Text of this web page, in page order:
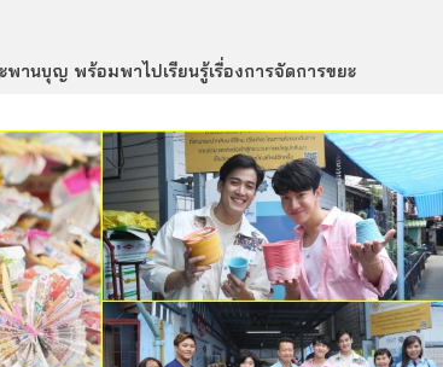
พานบุญ พร้อมพาไปเรียนรู้เรื่องการจัดการขยะ